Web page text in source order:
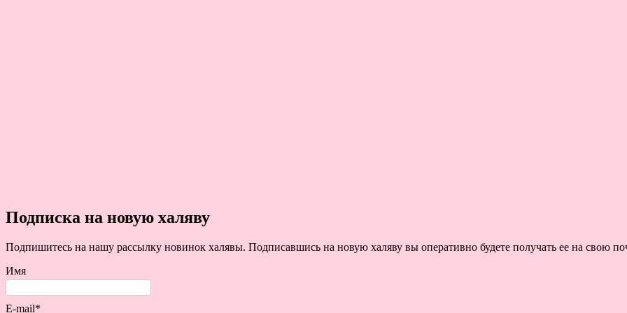
Подписка на новую халяву
Подпишитесь на нашу рассылку новинок халявы. Подписавшись на новую халяву вы оперативно будете получать ее на свою
Имя
E-mail*